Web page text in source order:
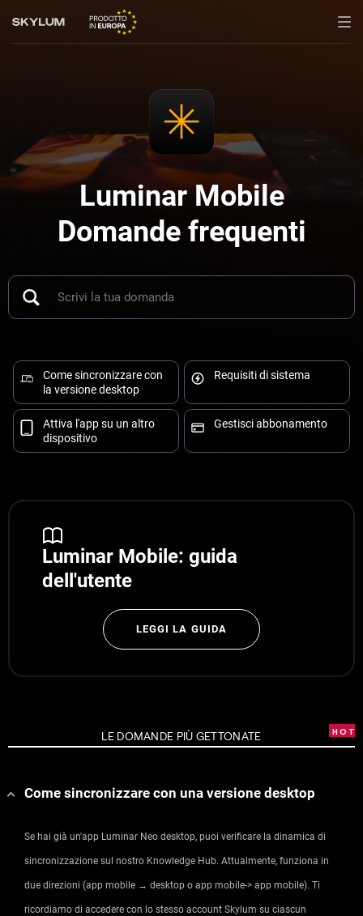
Luminar Mobile
Domande frequenti
Come sincronizzare con
la versione desktop
Requisiti di sistema
Attiva l'app su un altro
dispositivo
Gestisci abbonamento
Luminar Mobile: guida
dell'utente
LEGGI LA GUIDA
LE DOMANDE PIÙ GETTONATE
Come sincronizzare con una versione desktop
Se hai già un'app Luminar Neo desktop, puoi verificare la dinamica di
sincronizzazione sul nostro Knowledge Hub. Attualmente, funziona in
due direzioni (app mobile → desktop o app mobile-> app mobile). Ti
ricordiamo di accedere con lo stesso account Skylum su ciascun